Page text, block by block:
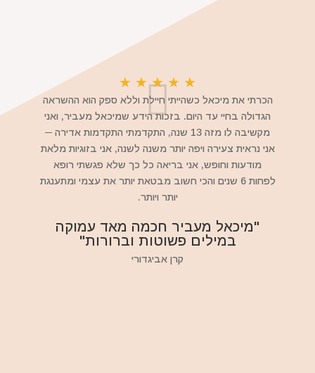
★
★
★
★
★
הכרתי את מיכאל כשהייתי חיילת וללא ספק הוא ההשראה
הגדולה בחיי עד היום. בזכות הידע שמיכאל מעביר, ואני
מקשיבה לו מזה 13 שנה, התקדמתי התקדמות אדירה ─
אני נראית צעירה ויפה יותר משנה לשנה, אני בזוגיות מלאת
מודעות וחופש, אני בריאה כל כך שלא פגשתי רופא
לפחות 6 שנים והכי חשוב מבטאת יותר את עצמי ומתענגת
יותר ויותר.
"מיכאל מעביר חכמה מאד עמוקה
במילים פשוטות וברורות"
קרן אביגדורי